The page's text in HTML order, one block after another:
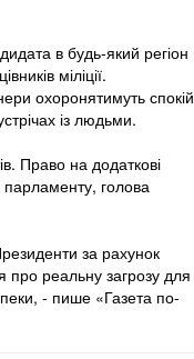
в будь-який регіон
міліції.
охоронятимуть спокій
із людьми.
Право на додаткові
парламенту, голова
за рахунок
реальну загрозу для
- пише «Газета по-